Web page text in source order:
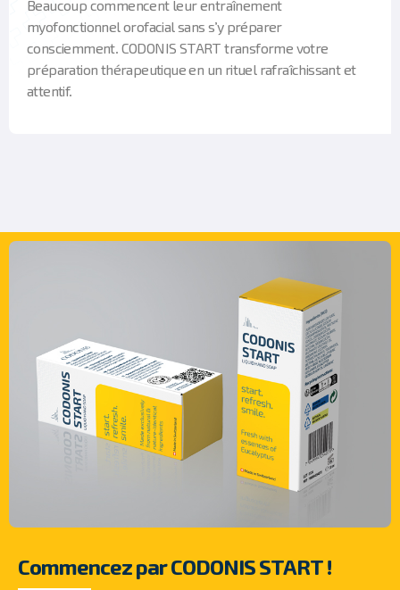
Beaucoup commencent leur entraînement
myofonctionnel orofacial sans s’y préparer
consciemment. CODONIS START transforme votre
préparation thérapeutique en un rituel rafraîchissant et
attentif.
Commencez par CODONIS START !